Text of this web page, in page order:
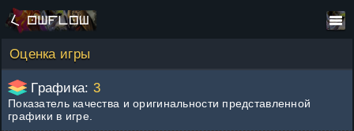
Оценка игры
Графика: 3
Показатель качества и оригинальности представленной
графики в игре.